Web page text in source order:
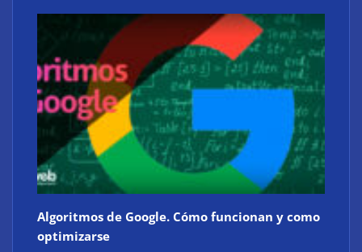
Algoritmos de Google. Cómo funcionan y como
optimizarse